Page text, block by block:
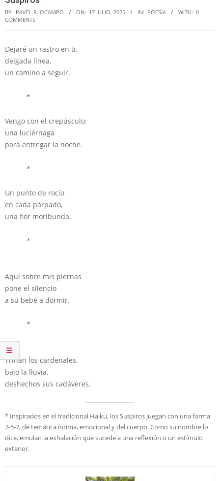
BY: PAVEL R. OCAMPO ON: 17 JULIO, 2025 IN: POESÍA WITH: 0
COMMENTS
Dejaré un rastro en ti,
delgada línea,
un camino a seguir.
*
Vengo con el crepúsculo:
una luciérnaga
para entregar la noche.
*
Un punto de rocío
en cada párpado,
una flor moribunda.
*
Aquí sobre mis piernas
pone el silencio
a su bebé a dormir.
*
Trinan los cardenales,
bajo la lluvia,
deshechos sus cadáveres.
* Inspirados en el tradicional Haiku, los Suspiros juegan con una forma
7-5-7, de temática íntima, emocional y del cuerpo. Como su nombre lo
dice, emulan la exhalación que sucede a una reflexión o un estímulo
exterior.